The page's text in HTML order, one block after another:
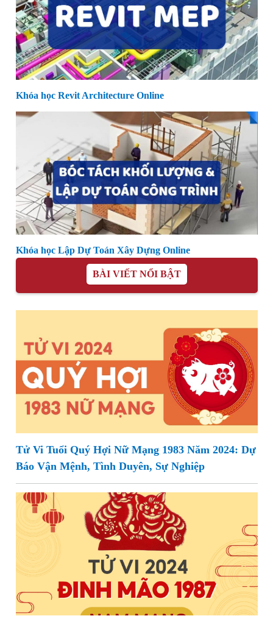
Khóa học Revit Architecture Online
Khóa học Lập Dự Toán Xây Dựng Online
BÀI VIẾT NỔI BẬT
Tử Vi Tuổi Quý Hợi Nữ Mạng 1983 Năm 2024: Dự
Báo Vận Mệnh, Tình Duyên, Sự Nghiệp